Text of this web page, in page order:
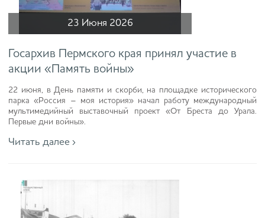
23 Июня 2026
Госархив Пермского края принял участие в
акции «Память войны»
22 июня, в День памяти и скорби, на площадке исторического
парка «Россия – моя история» начал работу международный
мультимедийный выставочный проект «От Бреста до Урала.
Первые дни войны».
Читать далее ›